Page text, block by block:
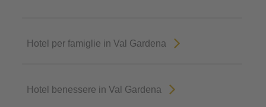
Hotel per famiglie in Val Gardena
Hotel benessere in Val Gardena